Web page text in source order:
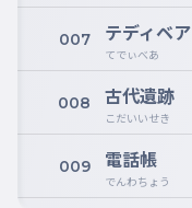
007 テディベア
てでぃべあ
008 古代遺跡
こだいいせき
009 電話帳
でんわちょう